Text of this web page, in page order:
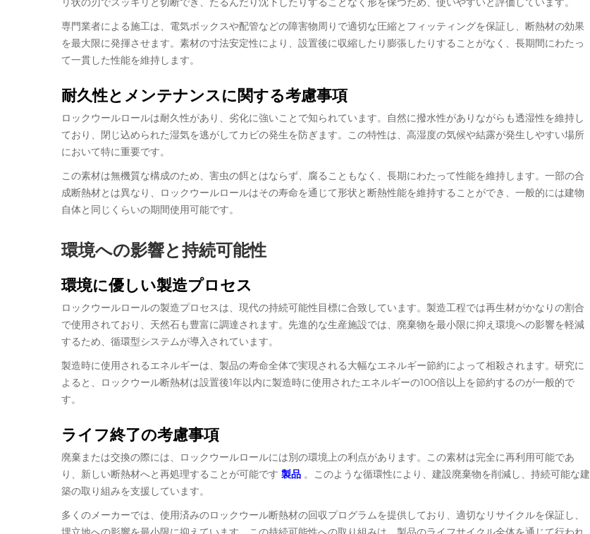
専門業者による施工は、電気ボックスや配管などの障害物周りで適切な圧縮とフィッティングを保証し、断熱材の効果
を最大限に発揮させます。素材の寸法安定性により、設置後に収縮したり膨張したりすることがなく、長期間にわたっ
て一貫した性能を維持します。
耐久性とメンテナンスに関する考慮事項
ロックウールロールは耐久性があり、劣化に強いことで知られています。自然に撥水性がありながらも透湿性を維持し
ており、閉じ込められた湿気を逃がしてカビの発生を防ぎます。この特性は、高湿度の気候や結露が発生しやすい場所
において特に重要です。
この素材は無機質な構成のため、害虫の餌とはならず、腐ることもなく、長期にわたって性能を維持します。一部の合
成断熱材とは異なり、ロックウールロールはその寿命を通じて形状と断熱性能を維持することができ、一般的には建物
自体と同じくらいの期間使用可能です。
環境への影響と持続可能性
環境に優しい製造プロセス
ロックウールロールの製造プロセスは、現代の持続可能性目標に合致しています。製造工程では再生材がかなりの割合
で使用されており、天然石も豊富に調達されます。先進的な生産施設では、廃棄物を最小限に抑え環境への影響を軽減
するため、循環型システムが導入されています。
製造時に使用されるエネルギーは、製品の寿命全体で実現される大幅なエネルギー節約によって相殺されます。研究に
よると、ロックウール断熱材は設置後1年以内に製造時に使用されたエネルギーの100倍以上を節約するのが一般的で
す。
ライフ終了の考慮事項
廃棄または交換の際には、ロックウールロールには別の環境上の利点があります。この素材は完全に再利用可能であ
り、新しい断熱材へと再処理することが可能です 製品 。このような循環性により、建設廃棄物を削減し、持続可能な建
築の取り組みを支援しています。
多くのメーカーでは、使用済みのロックウール断熱材の回収プログラムを提供しており、適切なリサイクルを保証し、